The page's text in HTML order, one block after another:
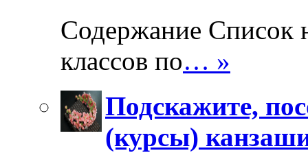
Содержание Список
классов по… »
Подскажите,
(курсы)